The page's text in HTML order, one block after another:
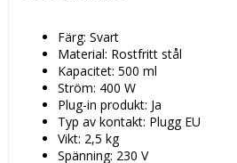
Färg: Svart
Material: Rostfritt stål
Kapacitet: 500 ml
Ström: 400 W
Plug-in produkt: Ja
Typ av kontakt: Plugg EU
Vikt: 2,5 kg
Spänning: 230 V